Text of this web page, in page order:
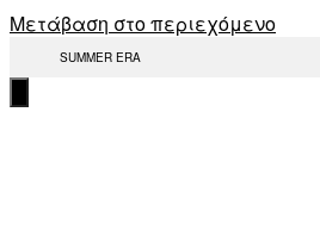
Μετάβαση στο περιεχόμενο
SUMMER ERA